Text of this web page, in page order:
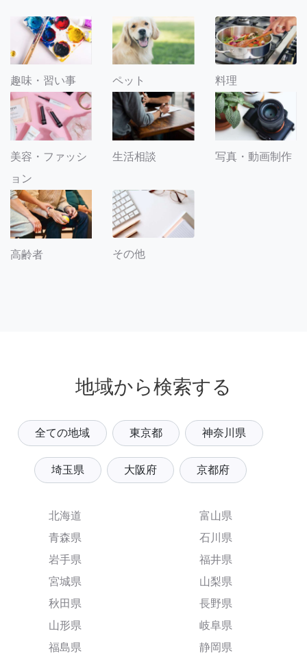
趣味・習い事 ペット 料理
美容・ファッシ
ョン
生活相談 写真・動画制作
高齢者 その他
地域から検索する
全ての地域 東京都 神奈川県
埼玉県 大阪府 京都府
北海道
青森県
岩手県
宮城県
秋田県
山形県
福島県
富山県
石川県
福井県
山梨県
長野県
岐阜県
静岡県